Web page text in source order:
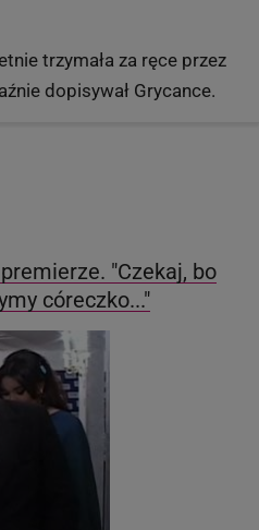
trzymała za ręce przez
dopisywał Grycance.
"Czekaj, bo
córeczko..."